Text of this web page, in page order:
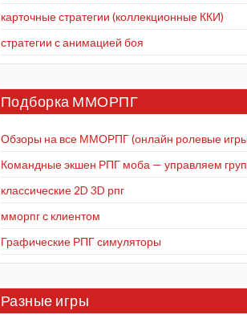
карточные стратегии (коллекционные ККИ)
стратегии с анимацией боя
Подборка ММОРПГ
Обзоры на все ММОРПГ (онлайн ролевые
Командные экшен РПГ моба — управляем
классические 2D 3D рпг
мморпг с клиентом
Графические РПГ симуляторы
Разные игры